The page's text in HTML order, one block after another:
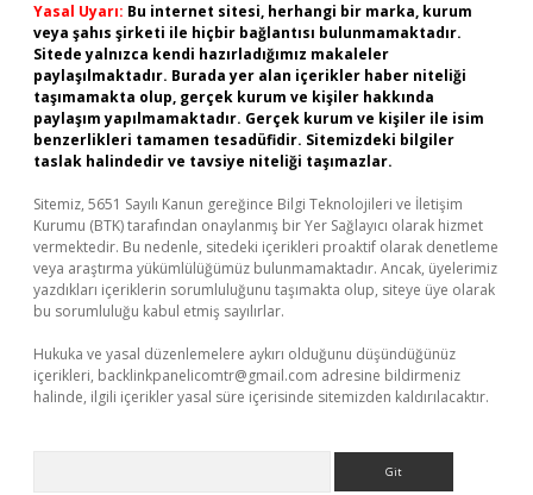
Yasal Uyarı: Bu internet sitesi, herhangi bir marka, kurum
veya şahıs şirketi ile hiçbir bağlantısı bulunmamaktadır.
Sitede yalnızca kendi hazırladığımız makaleler
paylaşılmaktadır. Burada yer alan içerikler haber niteliği
taşımamakta olup, gerçek kurum ve kişiler hakkında
paylaşım yapılmamaktadır. Gerçek kurum ve kişiler ile isim
benzerlikleri tamamen tesadüfidir. Sitemizdeki bilgiler
taslak halindedir ve tavsiye niteliği taşımazlar.
Sitemiz, 5651 Sayılı Kanun gereğince Bilgi Teknolojileri ve İletişim
Kurumu (BTK) tarafından onaylanmış bir Yer Sağlayıcı olarak hizmet
vermektedir. Bu nedenle, sitedeki içerikleri proaktif olarak denetleme
veya araştırma yükümlülüğümüz bulunmamaktadır. Ancak, üyelerimiz
yazdıkları içeriklerin sorumluluğunu taşımakta olup, siteye üye olarak
bu sorumluluğu kabul etmiş sayılırlar.
Hukuka ve yasal düzenlemelere aykırı olduğunu düşündüğünüz
içerikleri, backlinkpanelicomtr@gmail.com adresine bildirmeniz
halinde, ilgili içerikler yasal süre içerisinde sitemizden kaldırılacaktır.